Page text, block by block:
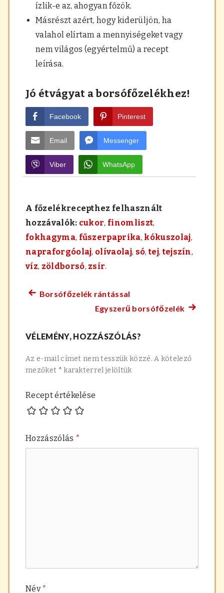
ízlik-e az, ahogyan főzök.
Másrészt azért, hogy kiderüljön, ha
valahol elírtam a mennyiségeket vagy
nem világos (egyértelmű) a recept
leírása.
Jó étvágyat a borsófőzelékhez!
Facebook Pinterest
Email Messenger
Viber WhatsApp
A főzelékrecepthez felhasznált
hozzávalók: cukor, finomliszt,
fokhagyma, fűszerpaprika, kókuszolaj,
napraforgóolaj, olívaolaj, só,tej,tejszín,
víz, zöldborsó, zsír.
Bejegyzés
Előző
Borsófőzelék rántással
Egyszerű borsófőzelék
VÉLEMÉNY, HOZZÁSZÓLÁS?
Az e-mail címet nem tesszük közzé. A kötelező
mezőket * karakterrel jelöltük
Recept értékelése
Hozzászólás *
Név*